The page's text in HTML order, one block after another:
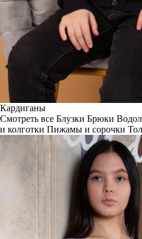
Кардиганы
Смотреть все Блузки Брюки
и колготки Пижамы и сорочки